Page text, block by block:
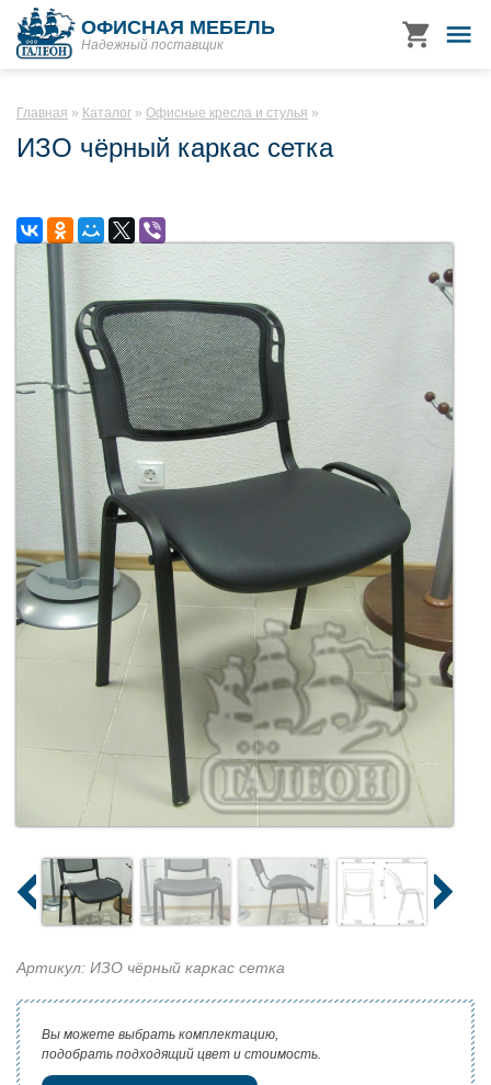
ОФИСНАЯ МЕБЕЛЬ
Надежный поставщик
Главная Каталог Офисные кресла и стулья
ИЗО чёрный каркас сетка
Артикул: ИЗО чёрный каркас сетка
Вы можете выбрать комплектацию,
подобрать подходящий цвет и стоимость.